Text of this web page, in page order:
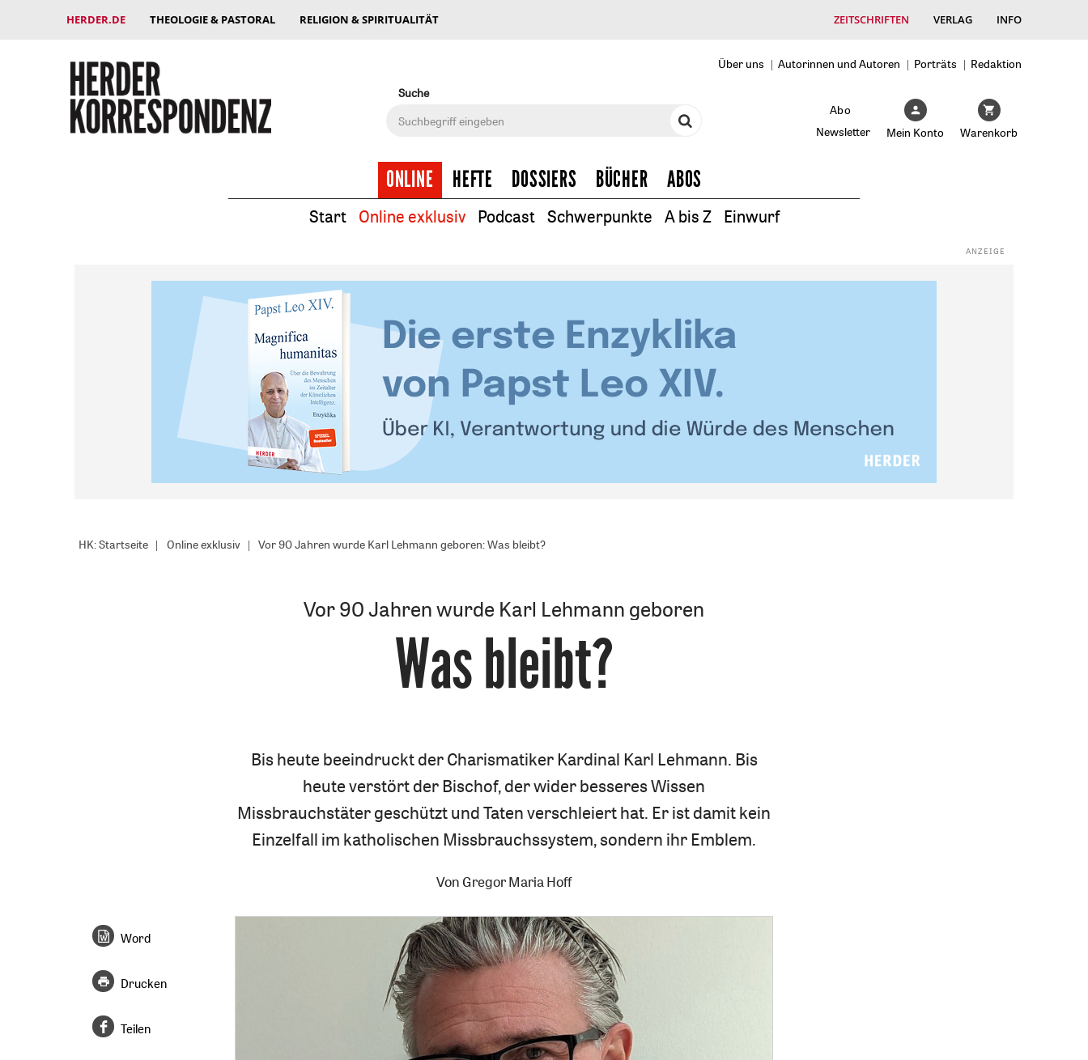
HERDER.DE THEOLOGIE & PASTORAL RELIGION & SPIRITUALITÄT ZEITSCHRIFTEN VERLAG INFO
Über uns Autorinnen und Autoren Porträts
Redaktion
Suche
Abo
Newsletter
Mein Konto Warenkorb
ONLINE HEFTE DOSSIERS BÜCHER ABOS
Start Online exklusiv Podcast Schwerpunkte A bis Z Einwurf
HK: Startseite Online exklusiv Vor 90 Jahren wurde Karl Lehmann geboren: Was bleibt?
Vor 90 Jahren wurde Karl Lehmann geboren
:
Was bleibt?
Bis heute beeindruckt der Charismatiker Kardinal Karl Lehmann. Bis
heute verstört der Bischof, der wider besseres Wissen
Missbrauchstäter geschützt und Taten verschleiert hat. Er ist damit kein
Einzelfall im katholischen Missbrauchssystem, sondern ihr Emblem.
Von Gregor Maria Hoff
Word
Drucken
Teilen